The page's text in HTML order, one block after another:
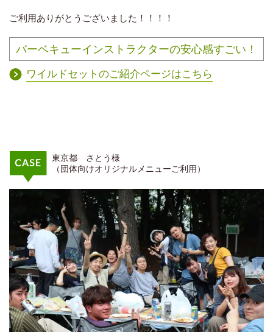
ご利用ありがとうございました！！！！
バーベキューインストラクターの安心感すごい！
ワイルドセットのご紹介ページはこちら
東京都 さとう様
（団体向けオリジナルメニューご利用）